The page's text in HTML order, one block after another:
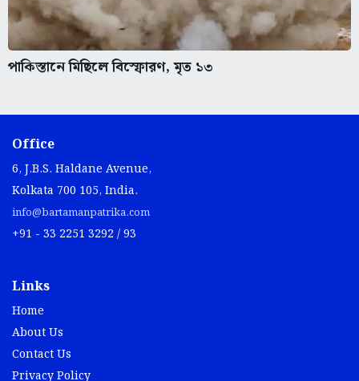
পাকিস্তানে মিছিলে বিস্ফোরণ, মৃত ১৩
Office
6, J.B.S. Haldane Avenue,
Kolkata 700 105, India.
info@bartamanpatrika.com
+91 - 33 2251 3292 / 93
Links
Home
About Us
Contact Us
Privacy Policy